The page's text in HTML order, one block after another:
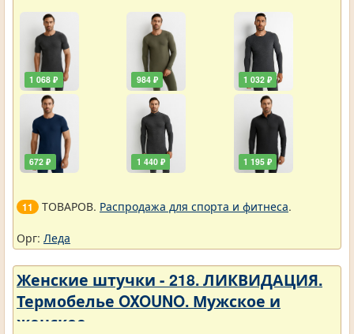
1 068 ₽
672 ₽
984 ₽
1 440 ₽
1 032 ₽
1 195 ₽
11 ТОВАРОВ. Распродажа для спорта и фитнеса.
Орг: Леда
Женские штучки - 218. ЛИКВИДАЦИЯ.
Термобелье OXOUNO. Мужское и
женское